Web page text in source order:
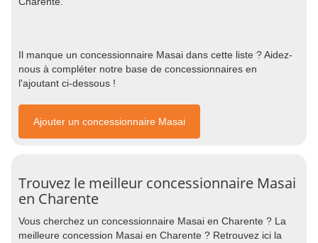
Il manque un concessionnaire Masai dans cette liste ? Aidez-
nous à compléter notre base de concessionnaires en
l'ajoutant ci-dessous !
Ajouter un concessionnaire Masai
Trouvez le meilleur concessionnaire Masai
en Charente
Vous cherchez un concessionnaire Masai en Charente ? La
meilleure concession Masai en Charente ? Retrouvez ici la